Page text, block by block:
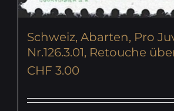
Schweiz, Abarten, Pro
Nr.126.3.01, Retouche
CHF 3.00